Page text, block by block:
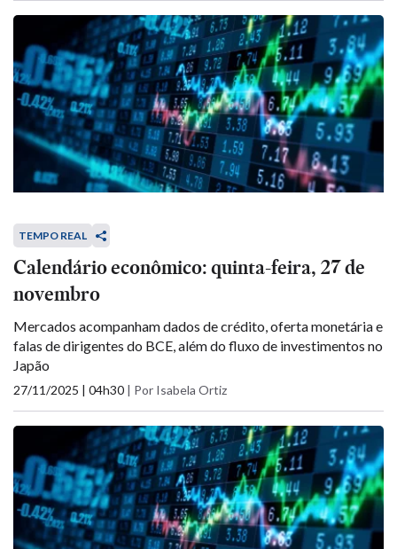
TEMPO REAL
Calendário econômico: quinta-feira, 27 de
novembro
Mercados acompanham dados de crédito, oferta monetária e
falas de dirigentes do BCE, além do fluxo de investimentos no
Japão
27/11/2025 | 04h30 | Por Isabela Ortiz